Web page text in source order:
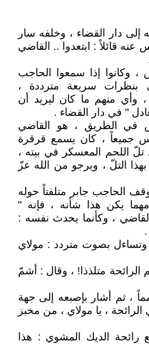
إلى دار القضاء ، وخلفه سار
عنه قائلاً : ابتعدوا .. القاضي
وكانوا إذا سمعوا الحاجب
بنظرات سريعة مترددة ،
وأي منهم ما كان ليريد أن
" في دار القضاء .
في الطريق ، هو القاضي
جميعاً ، كان يسمع قرقرة
اللحم المعسكر في بيته ،
التلّ ، ويرجو من الله عزّ
الحاجب جابر متلفتاً حوله
يكن هذا شأنه ، فإنه "
، وكأنما يحدث نفسه :
وتساءل بصوت متردد : مولاي
متلذذا! ، وقال : أشمّ
، ثم أشار بإصبعه إلى جهة
الرائحة ، يا مولاي ، من مخبز
رائحة الديك المشوي : هذا